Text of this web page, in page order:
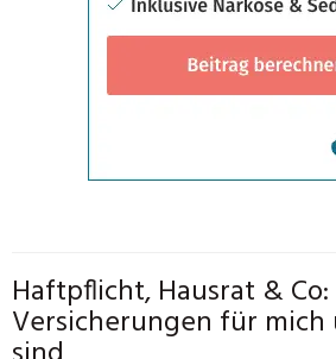
Haftpflicht, Hausrat &
Versicherungen für